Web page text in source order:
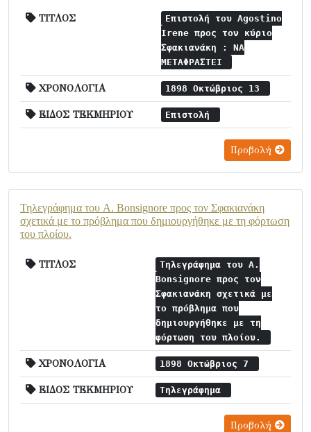
ΤΙΤΛΟΣ
Επιστολή του Agostino
Irene προς τον κύριο
Σφακιανάκη : ΝΑ
ΜΕΤΑΦΡΑΣΤΕΙ
ΧΡΟΝΟΛΟΓΙΑ 1898 Οκτώβριος 13
ΕΙΔΟΣ ΤΕΚΜΗΡΙΟΥ Επιστολή
Προβολή
Τηλεγράφημα του A. Bonsignore προς τον Σφακιανάκη
σχετικά με το πρόβλημα που δημιουργήθηκε με τη φόρτωση
του πλοίου.
ΤΙΤΛΟΣ
Τηλεγράφημα του A.
Bonsignore προς τον
Σφακιανάκη σχετικά με
το πρόβλημα που
δημιουργήθηκε με τη
φόρτωση του πλοίου.
ΧΡΟΝΟΛΟΓΙΑ 1898 Οκτώβριος 7
ΕΙΔΟΣ ΤΕΚΜΗΡΙΟΥ Τηλεγράφημα
Προβολή